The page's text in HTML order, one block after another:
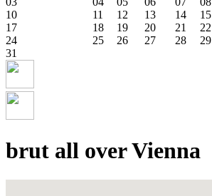
10
11 12 13 14 15
17
18 19 20 21 22
24
25 26 27 28 29
31
brut all over Vienna